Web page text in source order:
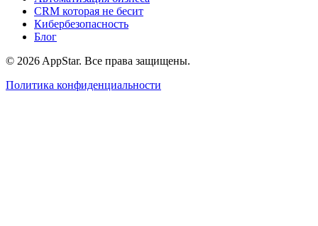
CRM которая не бесит
Кибербезопасность
Блог
© 2026 AppStar. Все права защищены.
Политика конфиденциальности